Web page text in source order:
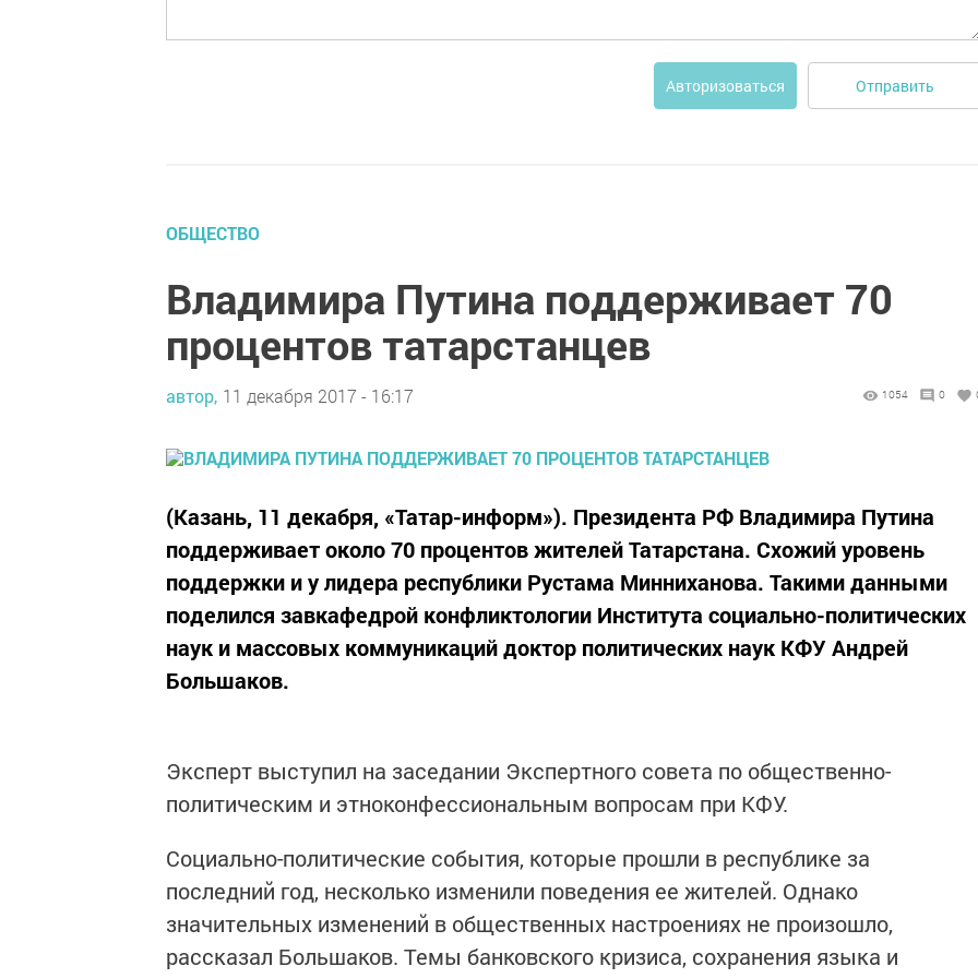
Авторизоваться Отправить
ОБЩЕСТВО
Владимира Путина поддерживает 70
процентов татарстанцев
автор, 11 декабря 2017 - 16:17 1054 0
(Казань, 11 декабря, «Татар-информ»). Президента РФ Владимира Путина
поддерживает около 70 процентов жителей Татарстана. Схожий уровень
поддержки и у лидера республики Рустама Минниханова. Такими данными
поделился завкафедрой конфликтологии Института социально-политических
наук и массовых коммуникаций доктор политических наук КФУ Андрей
Большаков.
Эксперт выступил на заседании Экспертного совета по общественно-
политическим и этноконфессиональным вопросам при КФУ.
Социально-политические события, которые прошли в республике за
последний год, несколько изменили поведения ее жителей. Однако
значительных изменений в общественных настроениях не произошло,
рассказал Большаков. Темы банковского кризиса, сохранения языка и